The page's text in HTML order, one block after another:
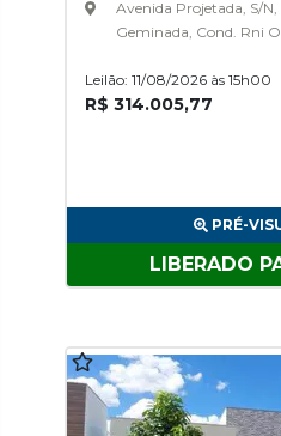
Avenida Projetada, S/
Geminada, Cond. Rni
Leilão: 11/08/2026 às 15h00
R$ 314.005,77
PRÉ-
LIBERADO